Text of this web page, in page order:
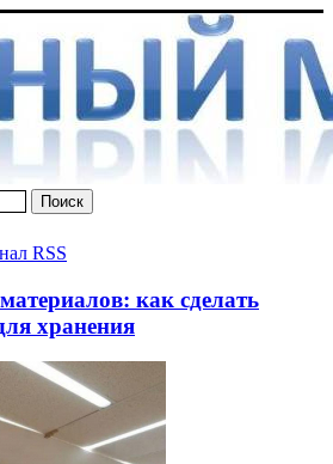
RSS
как сделать
хранения